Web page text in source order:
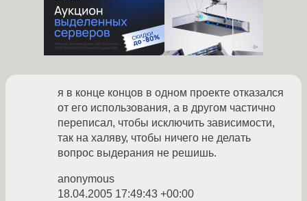
я в конце концов в одном проекте отказался
от его использования, а в другом частично
переписал, чтобы исключить зависимости,
так на халяву, чтобы ничего не делать
вопрос выдерания не решишь.
anonymous
18.04.2005 17:49:43 +00:00